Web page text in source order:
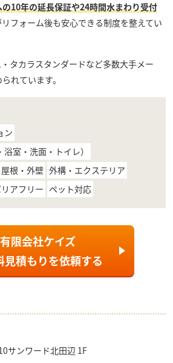
10年の延長保証や24時間水まわり受付
フォーム後も安心できる制度を整えてい
タカラスタンダードなど多数大手メー
れています。
ン
室・洗面・トイレ）
屋根・外壁 外構・エクステリア
アフリー ペット対応
有限会社ケイズ
見積もりを依頼する
サンワード北田辺 1F